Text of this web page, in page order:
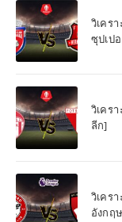
วิเคร
ซุปเป
วิเคร
ลีก]
วิเคร
อังกฤ